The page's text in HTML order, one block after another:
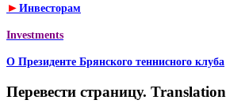
► Инвесторам
Investments
О Президенте Брянского теннисного клуба
Перевести страницу. Translation